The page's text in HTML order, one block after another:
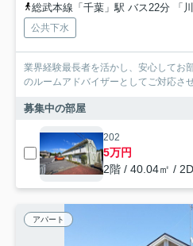
総武本線「千葉」駅 バス22分 「
公共下水
業界経験最長者を活かし、安心してお
のルームアドバイザーとしてご対応さ
募集中の部屋
202
5万円
2階 / 40.04㎡ /
アパート